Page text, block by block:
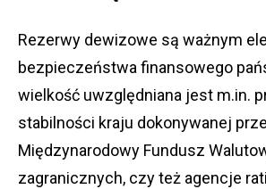
Rezerwy dewizowe są ważnym
bezpieczeństwa finansowego
wielkość uwzględniana jest m.in.
stabilności kraju dokonywanej
Międzynarodowy Fundusz
zagranicznych, czy też agencje